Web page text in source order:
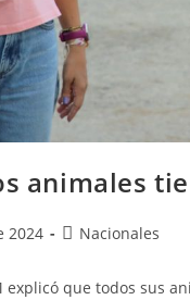
animales
2024 Nacionales
explicó que todos sus